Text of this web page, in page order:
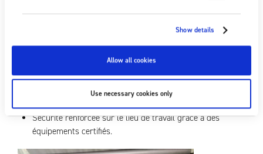
Show details
Allow all cookies
Use necessary cookies only
Qualité d’impression stable et fonctionnement sûr
maintenus.
Sécurité renforcée sur le lieu de travail grâce à des
équipements certifiés.